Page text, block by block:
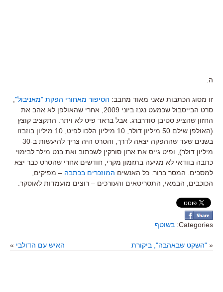
ה.
זו מסוג הכתבות שאני מאוד מחבב: הסיפור מאחורי הפקת "מאניבול"
סרט הבייסבול שכמעט נגנז ביוני 2009, אחרי שהאולפן לא אהב את
החזון שהציע סטיבן סודרברג. אבל בראד פיט לא ויתר. התקציב קוצץ
(האולפן שילם 50 מיליון דולר, 10 מיליון הלכו לפיט, 10 מיליון בוזבזו
בשנים שעד שההפקה יצאה לדרך, והסרט היה צריך להיעשות ב-30
מיליון דולר), ופיט גייס את ארון סורקין לשכתוב ואת בנט מילר לבימוי.
כתבה בוודאי לא מגיעה בתזמון מקרי, חודשים אחרי שהסרט כבר יצא
למסכים. המסר ברור: כל האנשים המוזכרים בכתבה – מפיקים,
הכוכבים, הבמאי, התסריטאים והעורכים – רוצים מועמדות לאוסקר.
Categories: בשוטף
« "השקט שבאהבה", ביקורת האיש עם הדולבי »